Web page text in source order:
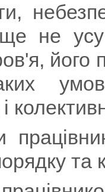
не
його